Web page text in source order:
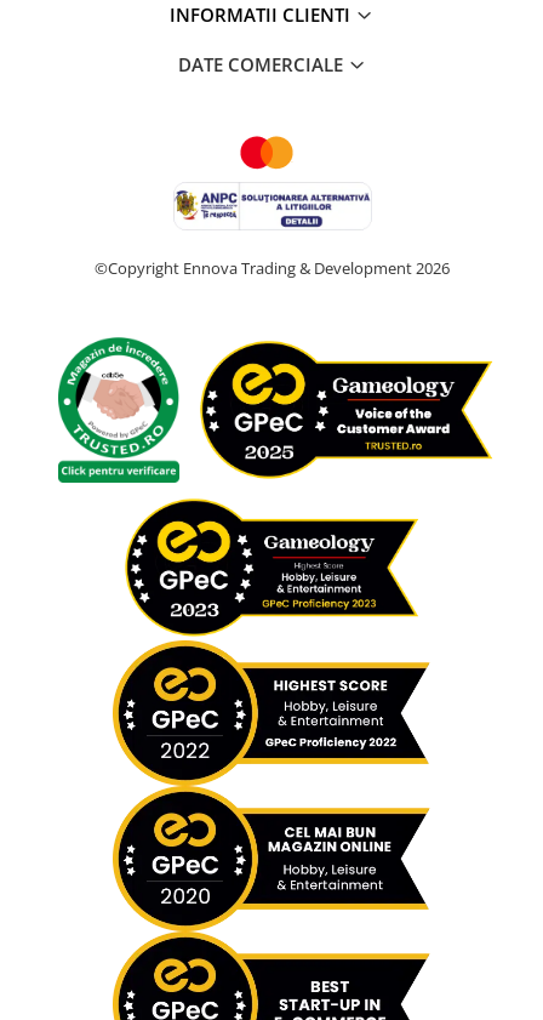
INFORMATII CLIENTI
DATE COMERCIALE
©Copyright Ennova Trading & Development 2026